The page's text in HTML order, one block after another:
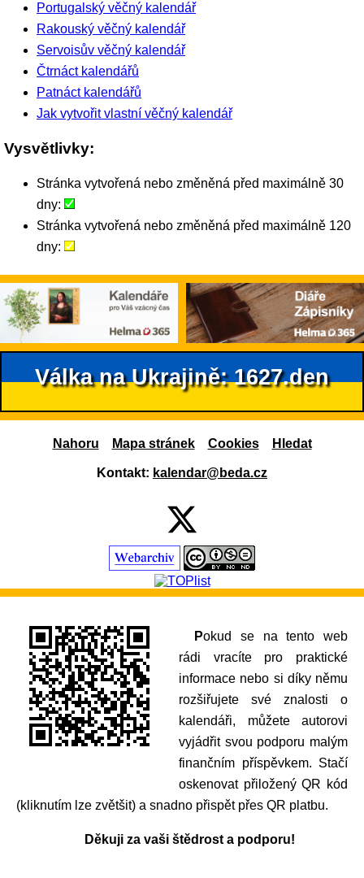
Portugalský věčný kalendář
Rakouský věčný kalendář
Servoisův věčný kalendář
Čtrnáct kalendářů
Patnáct kalendářů
Jak vytvořit vlastní věčný kalendář
Vysvětlivky:
Stránka vytvořená nebo změněná před maximálně 30
dny:
Stránka vytvořená nebo změněná před maximálně 120
dny:
Válka na Ukrajině: 1627.den
Nahoru Mapa stránek Cookies Hledat
Kontakt: kalendar@beda.cz
Pokud se na tento web
rádi vracíte pro praktické
informace nebo si díky němu
rozšiřujete své znalosti o
kalendáři, můžete autorovi
vyjádřit svou podporu malým
finančním příspěvkem. Stačí
oskenovat přiložený QR kód
(kliknutím lze zvětšit) a snadno přispět přes QR platbu.
Děkuji za vaši štědrost a podporu!